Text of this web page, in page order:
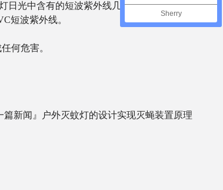
光中含有的短波紫外线几乎被臭氧层完全
短波紫外线。
何危害。
篇新闻』
户外灭蚊灯的设计实现灭蝇装置原理
Sherry